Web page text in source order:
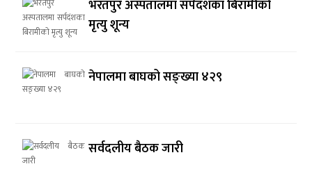
भरतपुर अस्पतालमा सर्पदंशका बिरामीको
मृत्यु शून्य
नेपालमा बाघको सङ्ख्या ४२९
सर्वदलीय बैठक जारी